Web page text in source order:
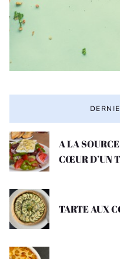
A LA
CŒUR D’UN
TARTE AUX